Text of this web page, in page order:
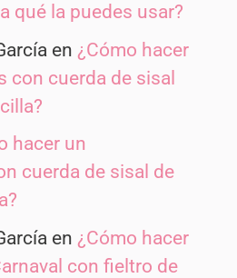
qué la puedes usar?
en ¿Cómo hacer
con cuerda de sisal
hacer un
cuerda de sisal de
en ¿Cómo hacer
con fieltro de